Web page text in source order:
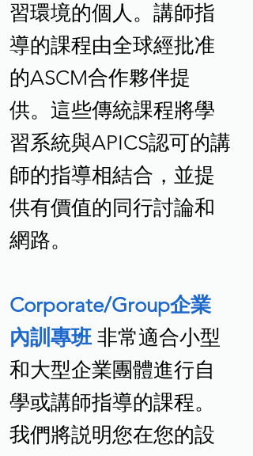
習環境的個人。講師指
導的課程由全球經批准
的ASCM合作夥伴提
供。這些傳統課程將學
習系統與APICS認可的講
師的指導相結合，並提
供有價值的同行討論和
網路。
Corporate/Group企業
內訓專班非常適合小型
和大型企業團體進行自
學或講師指導的課程。
我們將説明您在您的設